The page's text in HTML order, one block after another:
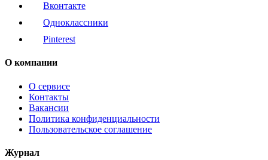
Вконтакте
Одноклассники
Pinterest
О компании
О сервисе
Контакты
Вакансии
Политика конфиденциальности
Пользовательское соглашение
Журнал